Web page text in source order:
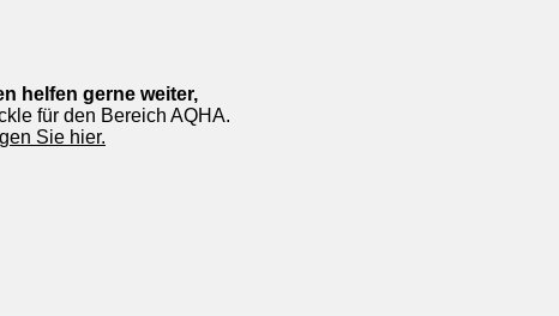
helfen gerne weiter,
für den Bereich AQHA.
Sie hier.